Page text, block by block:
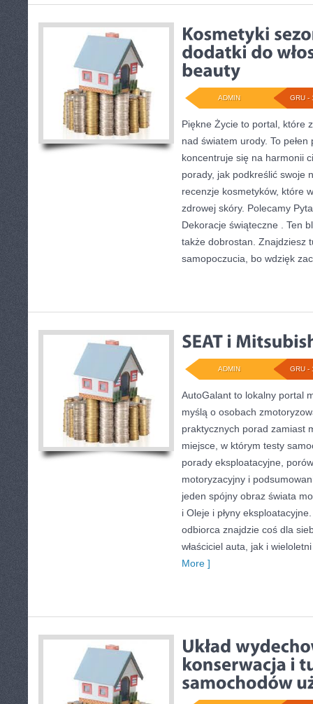
GRU -
ADMIN
Piękne Życie to portal, które
nad światem urody. To
koncentruje się na harmonii
porady, jak podkreślić swoje
recenzje kosmetyków, które
zdrowej skóry. Polecamy
Dekoracje świąteczne . Ten
także dobrostan. Znajdziesz
samopoczucia, bo wdzięk
GRU -
ADMIN
AutoGalant to lokalny portal
myślą o osobach
praktycznych porad zamiast
miejsce, w którym testy
porady eksploatacyjne,
motoryzacyjny i
jeden spójny obraz świata
i Oleje i płyny
odbiorca znajdzie coś dla
właściciel auta, jak i
More ]